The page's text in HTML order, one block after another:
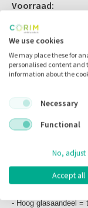
4 stuks
Voorraad:
Omschrijving
Het nieuwe DNA
Zirconium vesterkt
- Hoog glasaandeel =
We use cookies
We may place these for
personalised content and
information about the
Necessary
Functional
No, adjust
Accept all